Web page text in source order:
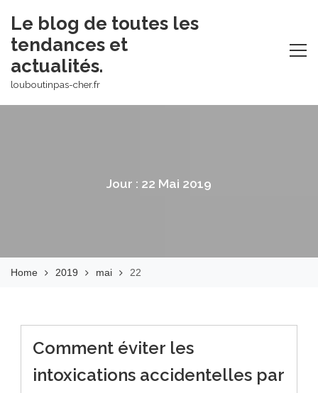
content
Le blog de toutes les
tendances et
actualités.
louboutinpas-cher.fr
Jour : 22 Mai 2019
Home 2019 mai 22
Comment éviter les
intoxications accidentelles par